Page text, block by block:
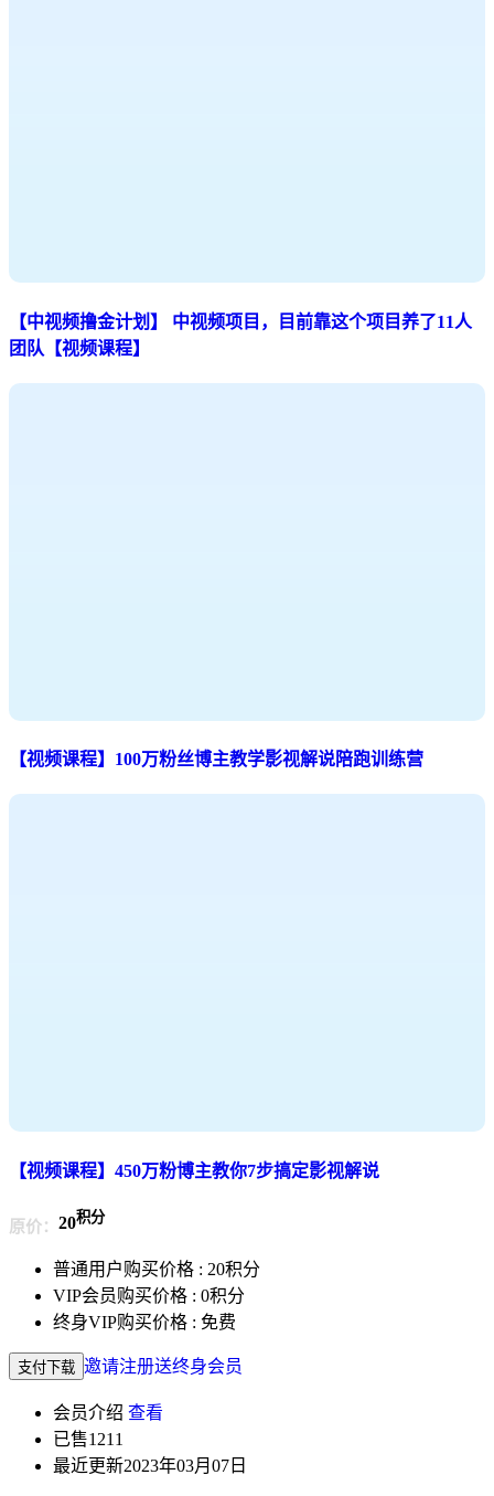
【中视频撸金计划】 中视频项目，目前靠这个项目养了11人
团队【视频课程】
【视频课程】100万粉丝博主教学影视解说陪跑训练营
【视频课程】450万粉博主教你7步搞定影视解说
原价： 20积分
普通用户购买价格 : 20积分
VIP会员购买价格 : 0积分
终身VIP购买价格 : 免费
支付下载 邀请注册送终身会员
会员介绍 查看
已售1211
最近更新2023年03月07日